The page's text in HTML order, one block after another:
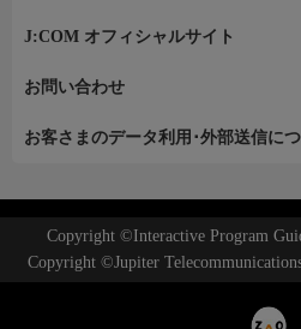
J:COM オフィシャルサイト
お問い合わせ
お客さまのデータ利用･外部送信に
Copyright ©Interactive Program
Copyright ©Jupiter